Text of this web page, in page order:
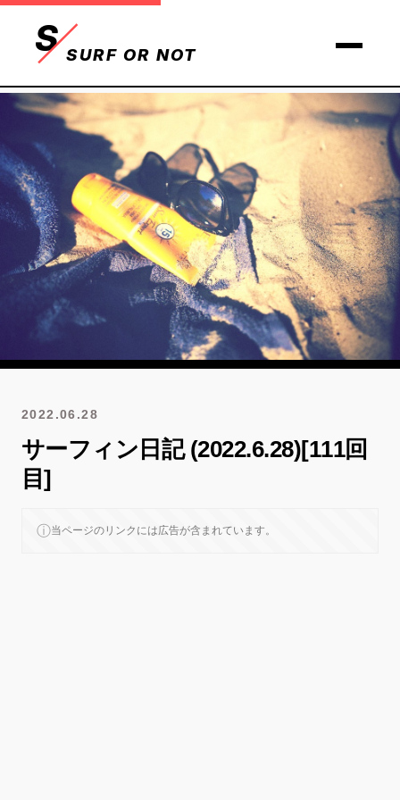
SURF OR NOT
S
2022.06.28
サーフィン日記 (2022.6.28)[111回
目]
ⓘ当ページのリンクには広告が含まれています。